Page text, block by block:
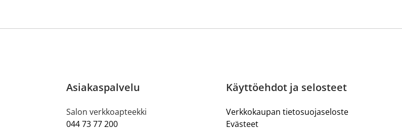
Asiakaspalvelu
Salon verkkoapteekki
044 73 77 200
Käyttöehdot ja selosteet
Verkkokaupan tietosuojaseloste
Evästeet